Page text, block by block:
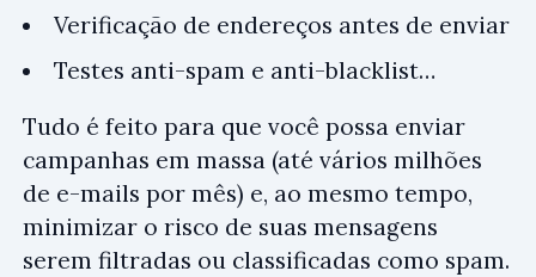
Verificação de endereços antes de enviar
Testes anti-spam e anti-blacklist…
Tudo é feito para que você possa enviar
campanhas em massa (até vários milhões
de e-mails por mês) e, ao mesmo tempo,
minimizar o risco de suas mensagens
serem filtradas ou classificadas como spam.